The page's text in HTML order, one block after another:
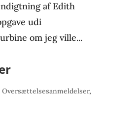
af Edith
udi
om jeg ville...
Oversættelsesanmeldelser,